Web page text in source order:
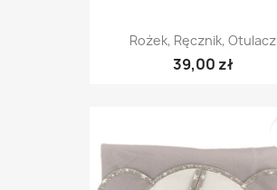
Rożek, Ręcznik, Otulacz
39,00 zł